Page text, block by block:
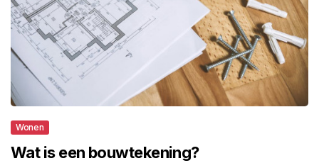
Wonen
Wat is een bouwtekening?